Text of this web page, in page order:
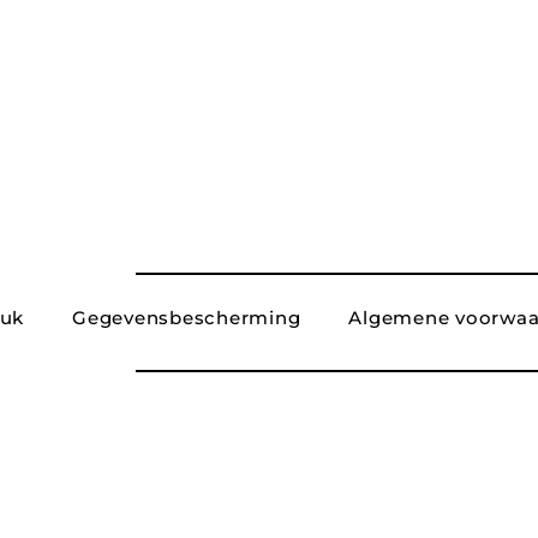
Algemene
Gegevensbescherming